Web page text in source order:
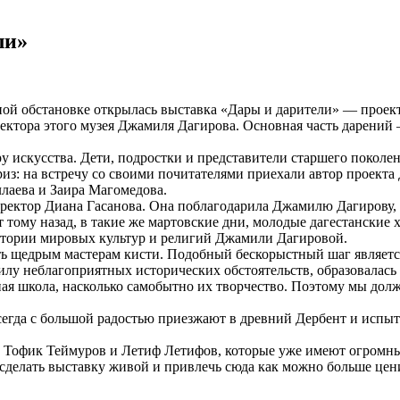
обстановке открылась выставка «Дары и дарители» —
этого музея Джамиля Дагирова. Основная часть
Дети, подростки и представители старшего
на встречу со своими почитателями приехали автор
и Заира Магомедова.
Диана Гасанова. Она поблагодарила Джамилю
назад, в такие же мартовские дни, молодые
мировых культур и религий Джамили Дагировой.
щедрым мастерам кисти. Подобный бескорыстный шаг
неблагоприятных исторических обстоятельств,
школа, насколько самобытно их творчество. Поэтому мы
с большой радостью приезжают в древний Дербент и
Теймуров и Летиф Летифов, которые уже имеют
выставку живой и привлечь сюда как можно больше